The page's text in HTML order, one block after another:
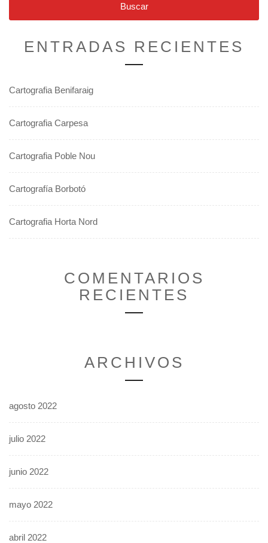
ENTRADAS RECIENTES
Cartografia Benifaraig
Cartografia Carpesa
Cartografia Poble Nou
Cartografía Borbotó
Cartografia Horta Nord
COMENTARIOS
RECIENTES
ARCHIVOS
agosto 2022
julio 2022
junio 2022
mayo 2022
abril 2022